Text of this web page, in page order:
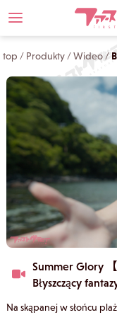
top / Produkty /Wideo /
Summer Glory 【
Błyszczący
Na skąpanej w słońcu